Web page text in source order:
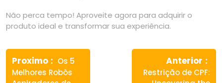
Não perca tempo! Aproveite agora para adquirir o
produto ideal e transformar sua experiência.
Navegação
de
Post
Proximo
Previous
post:
Os 5
Melhores Robôs
Anterior
Restrição de CPF: